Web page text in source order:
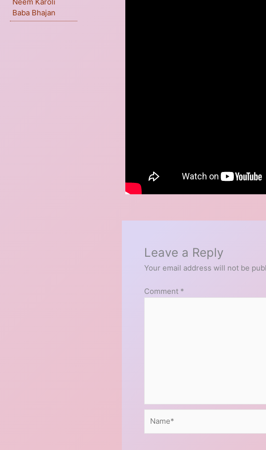
Baba Bhajan
Leave a Reply
Your email address will not be
Comment *